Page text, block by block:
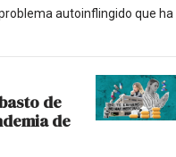
autoinflingido que ha
de
de